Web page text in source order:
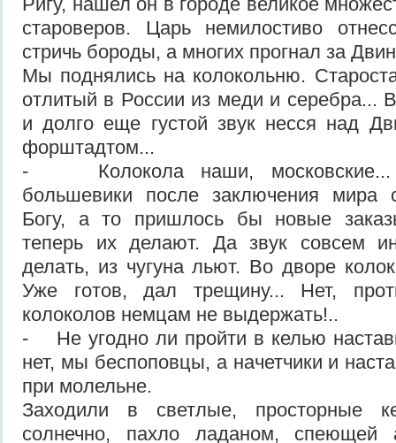
староверов. Царь немилостиво
стричь бороды, а многих прогнал за
Мы поднялись на колокольню.
отлитый в России из меди и серебра...
и долго еще густой звук несся над
форштадтом...
- Колокола наши, московские...
большевики после заключения мира
Богу, а то пришлось бы новые
теперь их делают. Да звук совсем
делать, из чугуна льют. Во дворе
Уже готов, дал трещину... Нет,
колоколов немцам не выдержать!..
- Не угодно ли пройти в келью
нет, мы беспоповцы, а начетчики и
при молельне.
Заходили в светлые, просторные
солнечно, пахло ладаном, спеющей